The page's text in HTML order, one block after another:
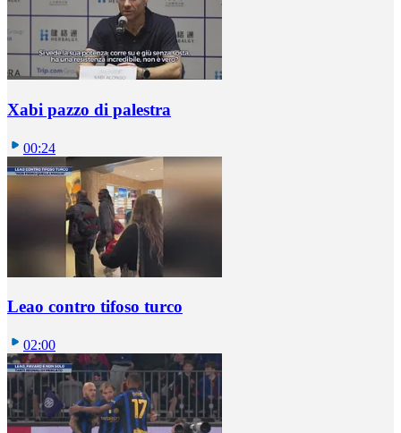
Xabi pazzo di palestra
00:24
Leao contro tifoso turco
02:00